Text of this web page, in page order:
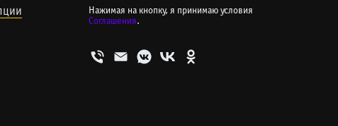
Нажимая на кнопку, я принимаю условия
Соглашения.